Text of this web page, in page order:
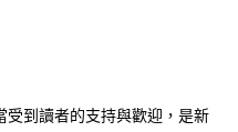
即可完成結帳。
訊。
視為交易完成。
，但若您需要取消訂單，請聯絡
單仍視為有效，需透過AFTEE先享
費
受到讀者的支持與歡迎，是新